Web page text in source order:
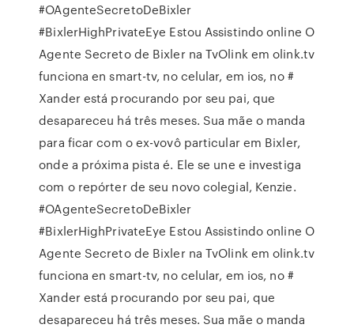
#OAgenteSecretoDeBixler
#BixlerHighPrivateEye Estou Assistindo online O
Agente Secreto de Bixler na TvOlink em olink.tv
funciona en smart-tv, no celular, em ios, no #
Xander está procurando por seu pai, que
desapareceu há três meses. Sua mãe o manda
para ficar com o ex-vovô particular em Bixler,
onde a próxima pista é. Ele se une e investiga
com o repórter de seu novo colegial, Kenzie.
#OAgenteSecretoDeBixler
#BixlerHighPrivateEye Estou Assistindo online O
Agente Secreto de Bixler na TvOlink em olink.tv
funciona en smart-tv, no celular, em ios, no #
Xander está procurando por seu pai, que
desapareceu há três meses. Sua mãe o manda